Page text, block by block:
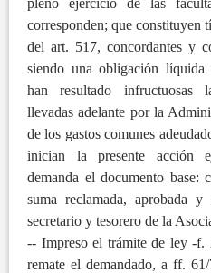
pleno ejercicio de las
corresponden; que constituyen
del art. 517, concordantes y
siendo una obligación
han resultado infructuosas
llevadas adelante por la
de los gastos comunes
inician la presente acción
demanda el documento base:
suma reclamada, aprobada
secretario y tesorero de la
-- Impreso el trámite de ley -f.
remate el demandado, a ff.